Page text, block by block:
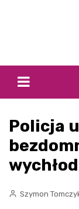
Policja
Szymon